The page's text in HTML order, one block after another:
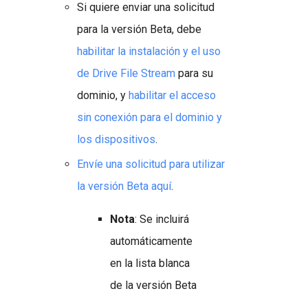
Si quiere enviar una solicitud
para la versión Beta, debe
habilitar la instalación y el uso
de Drive File Stream para su
dominio, y habilitar el acceso
sin conexión para el dominio y
los dispositivos.
Envíe una solicitud para utilizar
la versión Beta aquí.
Nota: Se incluirá
automáticamente
en la lista blanca
de la versión Beta